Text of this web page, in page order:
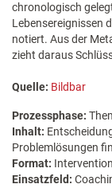
chronologisch
Lebensereignissen
notiert. Aus der
zieht daraus
Quelle: Bildbar
Prozessphase:
Inhalt:
Problemlösungen
Format: Intervention
Einsatzfeld: